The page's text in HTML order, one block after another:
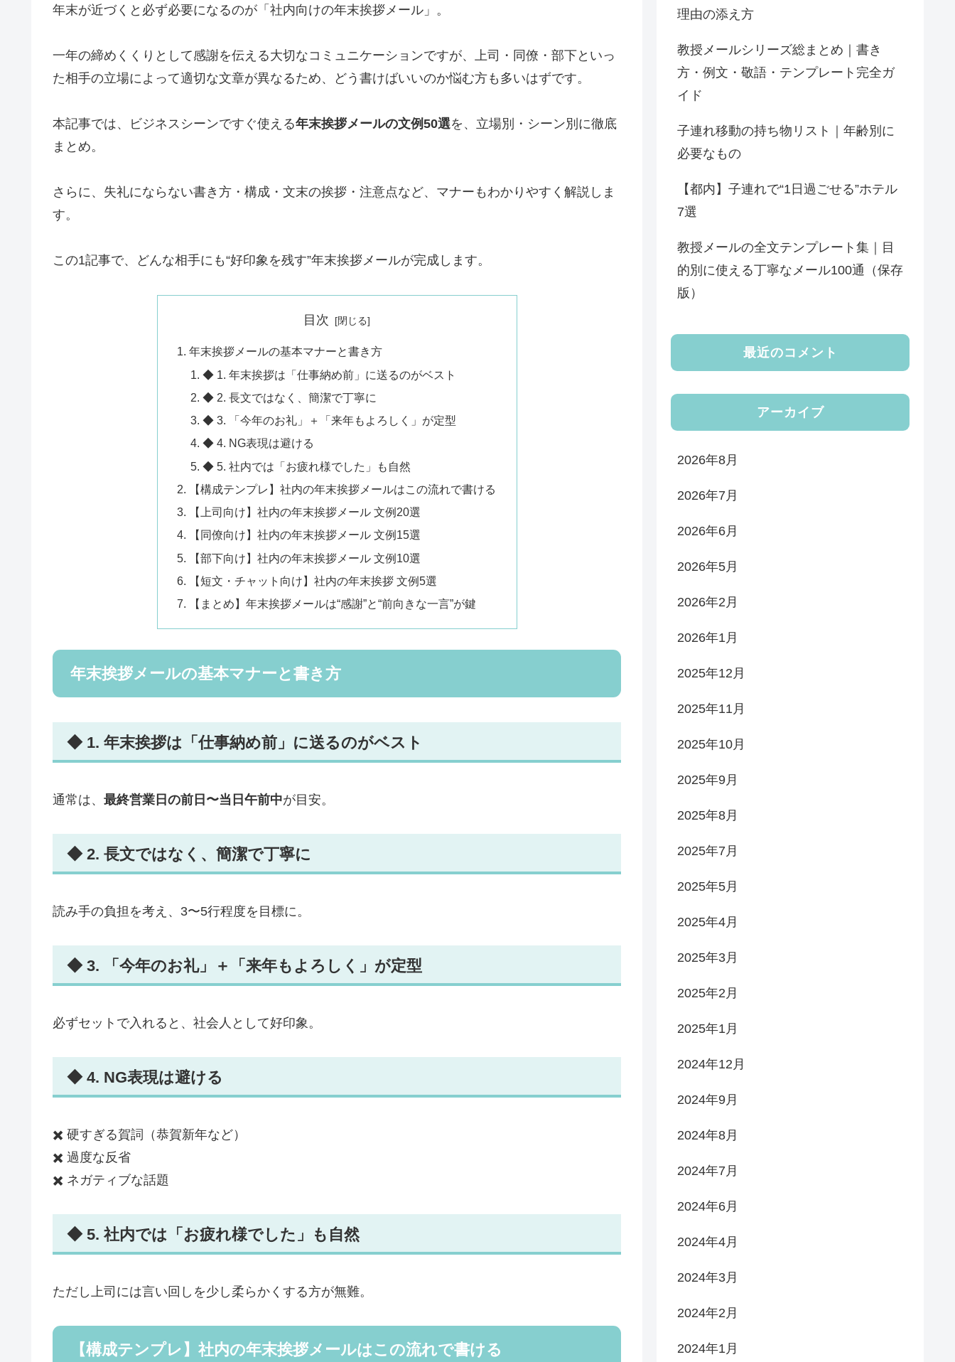
年末が近づくと必ず必要になるのが「社内向けの年末挨拶メール」。
一年の締めくくりとして感謝を伝える大切なコミュニケーションですが、上司・同僚・部下といっ
た相手の立場によって適切な文章が異なるため、どう書けばいいのか悩む方も多いはずです。
本記事では、ビジネスシーンですぐ使える年末挨拶メールの文例50選を、立場別・シーン別に徹底
まとめ。
さらに、失礼にならない書き方・構成・文末の挨拶・注意点など、マナーもわかりやすく解説しま
す。
この1記事で、どんな相手にも“好印象を残す”年末挨拶メールが完成します。
目次
年末挨拶メールの基本マナーと書き方
◆ 1. 年末挨拶は「仕事納め前」に送るのがベスト
◆ 2. 長文ではなく、簡潔で丁寧に
◆ 3. 「今年のお礼」＋「来年もよろしく」が定型
◆ 4. NG表現は避ける
◆ 5. 社内では「お疲れ様でした」も自然
【構成テンプレ】社内の年末挨拶メールはこの流れで書ける
【上司向け】社内の年末挨拶メール 文例20選
【同僚向け】社内の年末挨拶メール 文例15選
【部下向け】社内の年末挨拶メール 文例10選
【短文・チャット向け】社内の年末挨拶 文例5選
【まとめ】年末挨拶メールは“感謝”と“前向きな一言”が鍵
年末挨拶メールの基本マナーと書き方
◆ 1. 年末挨拶は「仕事納め前」に送るのがベスト
通常は、 最終営業日の前日〜当日午前中が目安。
◆ 2. 長文ではなく、簡潔で丁寧に
読み手の負担を考え、3〜5行程度を目標に。
◆ 3. 「今年のお礼」＋「来年もよろしく」が定型
必ずセットで入れると、社会人として好印象。
◆ 4. NG表現は避ける
✖️ 硬すぎる賀詞（恭賀新年など）
✖️ 過度な反省
✖️ ネガティブな話題
◆ 5. 社内では「お疲れ様でした」も自然
ただし上司には言い回しを少し柔らかくする方が無難。
【構成テンプレ】社内の年末挨拶メールはこの流れで書ける
理由の添え方
教授メールシリーズ総まとめ｜書き
方・例文・敬語・テンプレート完全ガ
イド
子連れ移動の持ち物リスト｜年齢別に
必要なもの
【都内】子連れで“1日過ごせる”ホテル
7選
教授メールの全文テンプレート集｜目
的別に使える丁寧なメール100通（保存
版）
最近のコメント
アーカイブ
2026年8月
2026年7月
2026年6月
2026年5月
2026年2月
2026年1月
2025年12月
2025年11月
2025年10月
2025年9月
2025年8月
2025年7月
2025年5月
2025年4月
2025年3月
2025年2月
2025年1月
2024年12月
2024年9月
2024年8月
2024年7月
2024年6月
2024年4月
2024年3月
2024年2月
2024年1月